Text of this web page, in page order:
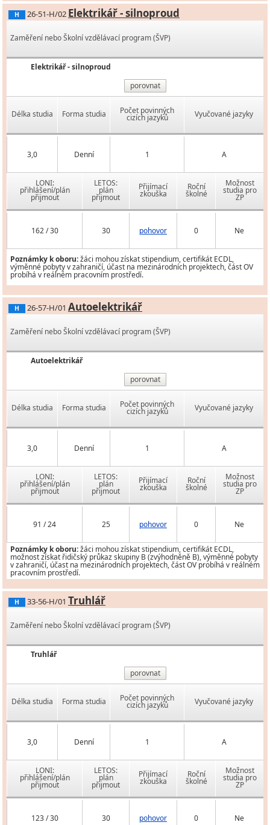
H 26-51-H/02 Elektrikář - silnoproud
Zaměření nebo Školní vzdělávací program (ŠVP)
Elektrikář - silnoproud
porovnat
Délka studia Forma studia Počet povinných
cizích jazyků Vyučované jazyky
3,0 Denní 1 A
LONI:
přihlášení/plán
přijmout
LETOS:
plán
přijmout
Přijímací
zkouška
Roční
školné
Možnost
studia pro
ZP
162 / 30 30 pohovor 0 Ne
Poznámky k oboru:žáci mohou získat stipendium, certifikát ECDL,
výměnné pobyty v zahraničí, účast na mezinárodních projektech, část OV
probíhá v reálném pracovním prostředí.
H 26-57-H/01 Autoelektrikář
Zaměření nebo Školní vzdělávací program (ŠVP)
Autoelektrikář
porovnat
Délka studia Forma studia Počet povinných
cizích jazyků Vyučované jazyky
3,0 Denní 1 A
LONI:
přihlášení/plán
přijmout
LETOS:
plán
přijmout
Přijímací
zkouška
Roční
školné
Možnost
studia pro
ZP
91 / 24 25 pohovor 0 Ne
Poznámky k oboru:žáci mohou získat stipendium, certifikát ECDL,
možnost získat řidičský průkaz skupiny B (zvýhodněně B), výměnné pobyty
v zahraničí, účast na mezinárodních projektech, část OV probíhá v reálném
pracovním prostředí.
H 33-56-H/01 Truhlář
Zaměření nebo Školní vzdělávací program (ŠVP)
Truhlář
porovnat
Délka studia Forma studia Počet povinných
cizích jazyků Vyučované jazyky
3,0 Denní 1 A
LONI:
přihlášení/plán
přijmout
LETOS:
plán
přijmout
Přijímací
zkouška
Roční
školné
Možnost
studia pro
ZP
123 / 30 30 pohovor 0 Ne